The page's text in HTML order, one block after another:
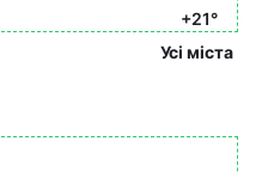
+21°
Усі міста